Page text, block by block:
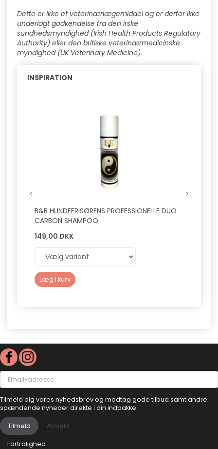
Dette er ikke et veterinærlægemiddel og er derfor ikke
underlagt godkendelse fra den irske
sundhedsmyndighed (Irish Health Products Regulatory
Authority) eller den britiske veterinærmedicinske
myndighed (UK Veterinary Medicine).
INSPIRATION
B&B HUNDEFRISØRENS PROFESSIONELLE DUO
CARBON SHAMPOO
149,00 DKK
Læg i kurv
Email-
adresse
Tilmeld dig vores nyhedsbrev og modtag gode tilbud samt andre
spændende nyheder direkte i din indbakke.
Tilmeld Afmeld
Fortrolighed